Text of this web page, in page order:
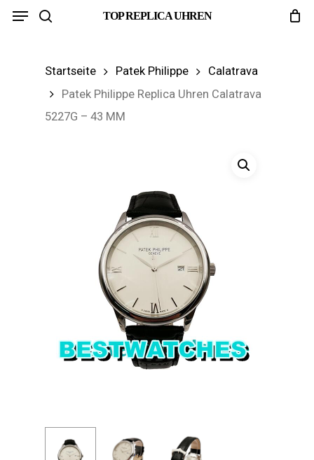
Skip
TOP REPLICA UHREN
Menu
Startseite Patek Philippe
Calatrava
Patek Philippe Replica Uhren Calatrava
5227G – 43 MM